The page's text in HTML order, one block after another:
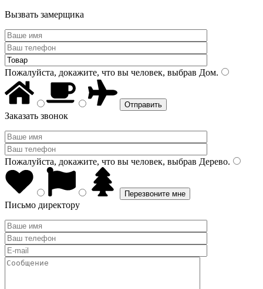
Вызвать замерщика
Пожалуйста, докажите, что вы человек, выбрав Дом.
Заказать звонок
Пожалуйста, докажите, что вы человек, выбрав Дерево.
Письмо директору